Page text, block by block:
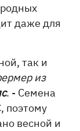
даже для
так и
из
. - Семена
поэтому
весной и